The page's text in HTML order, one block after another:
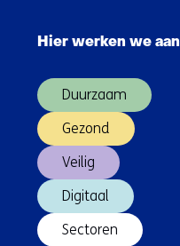
ze
Hier werken we aan
Duurzaam
Gezond
Veilig
Digitaal
Sectoren